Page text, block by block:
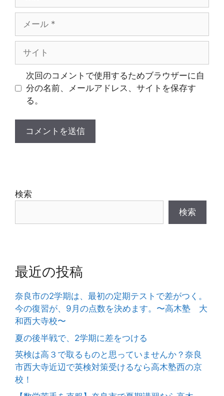
ル
次回のコメントで使用するためブラウザーに自
分の名前、メールアドレス、サイトを保存す
る。
検索
検索
最近の投稿
奈良市の2学期は、最初の定期テストで差がつく。
今の復習が、9月の点数を決めます。〜高木塾 大
和西大寺校〜
夏の後半戦で、2学期に差をつける
英検は高３で取るものと思っていませんか？奈良
市西大寺近辺で英検対策受けるなら高木塾西の京
校！